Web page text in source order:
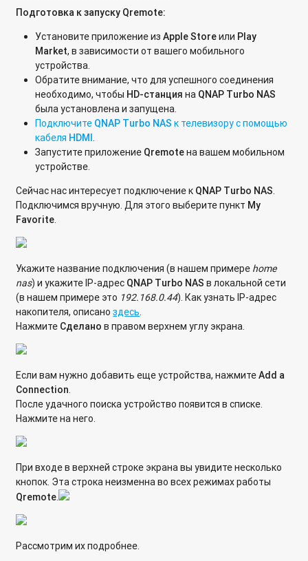
Для чего сетевое хранилище резервирует место?
Как предоставить службе технической поддержке прямой
удаленный доступ по портам на QNAP Turbo NAS?
Подключение к командной строке сетевого накопителя из
операционной системы Linux
Подключение к командной строке устройства из
операционной системы MAC OS X
работа NAS?
Почему фотографии при просмотре через Qphoto и Qfile
отображаются в плохом качестве?
Настройка агрегирования папок (Folder Aggregation)
Где хранятся файлы пользователей в структуре папок
сетевого хранилища QNAP?
Подключение папки сетевого накопителя Qnap к
компьютеру с операционной системой Windows 10
Подключение мобильного устройства под управлением ОС
Android к сетевой папке по протоколу WebDAV
Как подключить IP-камеру по протоколу Onvif к
видеорегистратору QNAP с микропрограммой QVR?
[QFile] Автоматическое сохранение файлов с телефона на
QNAP Turbo NAS.
Как узнать IP-адрес сетевого хранилища QNAP в
локальной сети?
Какие файловые системы поддерживает сетевой
Подготовка к запуску Qremote:
Установите приложение изAppleStoreили Play
Market, в зависимости от вашего мобильного
устройства.
Обратите внимание, что для успешного соединения
необходимо, чтобы HD-станция на QNAP Turbo NAS
была установлена и запущена.
Подключите QNAP Turbo NAS к телевизору с помощью
кабеля HDMI.
Запустите приложение Qremoteна вашем мобильном
устройстве.
Сейчас нас интересует подключение к QNAP Turbo NAS.
Подключимся вручную. Для этого выберите пункт My
Favorite.
Укажите название подключения (в нашем примере home
nas) и укажите IP-адрес QNAP Turbo NAS в локальной сети
(в нашем примере это 192.168.0.44). Как узнать IP-адрес
накопителя, описаноздесь.
Нажмите Сделано в правом верхнем углу экрана.
Если вам нужно добавить еще устройства, нажмитеAdd a
Connection.
После удачного поиска устройство появится в списке.
Нажмите на него.
При входе в верхней строке экрана вы увидите несколько
кнопок. Эта строка неизменна во всех режимах работы
Qremote.
Рассмотрим их подробнее.